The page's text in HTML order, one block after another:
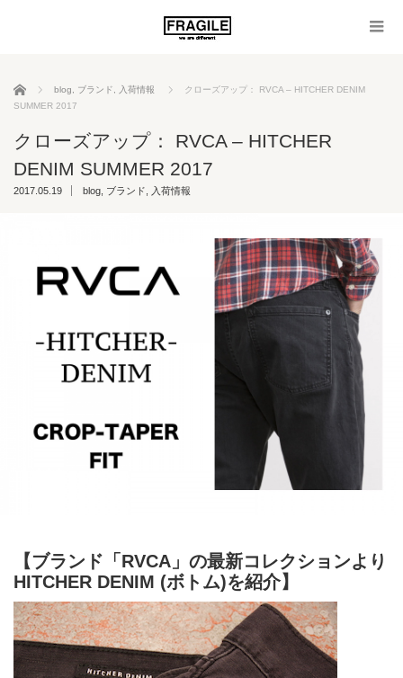
ホーム blog ブランド 入荷情報
クローズアップ： RVCA – HITCHER DENIM
SUMMER 2017
クローズアップ： RVCA – HITCHER
DENIM SUMMER 2017
2017.05.19 blog ブランド 入荷情報
【ブランド「RVCA」の最新コレクションより
HITCHER DENIM (ボトム)を紹介】